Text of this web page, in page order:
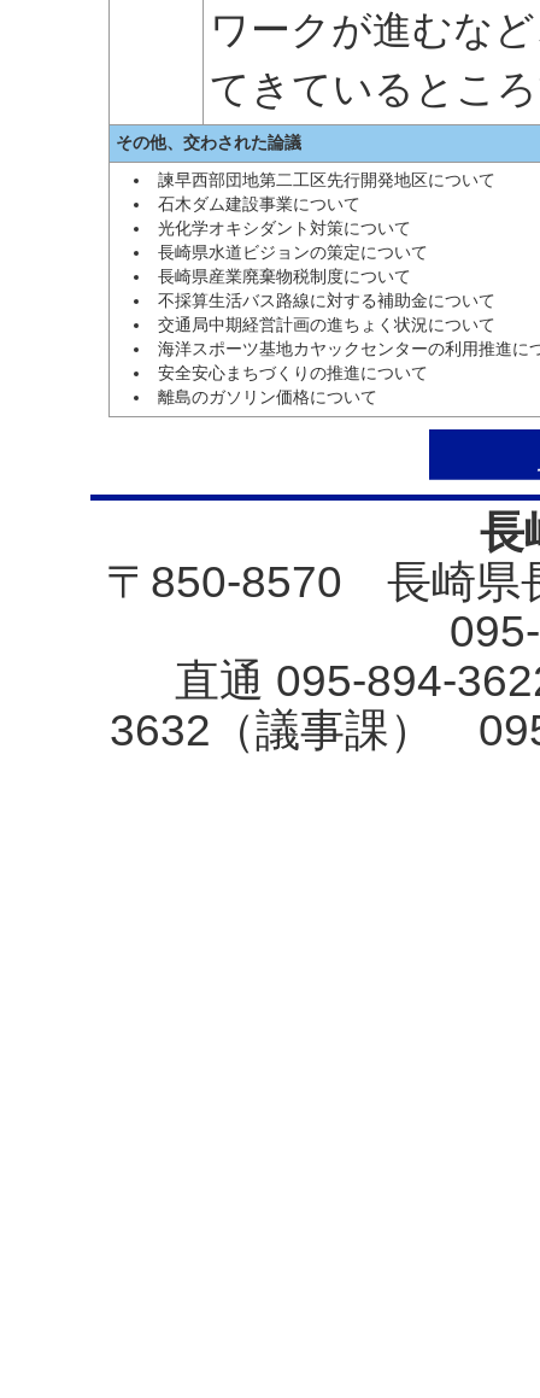
ワークが進むな
てきているとこ
その他、交わされた論議
諫早西部団地第二工区先行開発地区について
石木ダム建設事業について
光化学オキシダント対策について
長崎県水道ビジョンの策定について
長崎県産業廃棄物税制度について
不採算生活バス路線に対する補助金について
交通局中期経営計画の進ちょく状況について
海洋スポーツ基地カヤックセンターの利用推進に
安全安心まちづくりの推進について
離島のガソリン価格について
長
〒850-8570 長崎県
直通 095-894-
3632（議事課）